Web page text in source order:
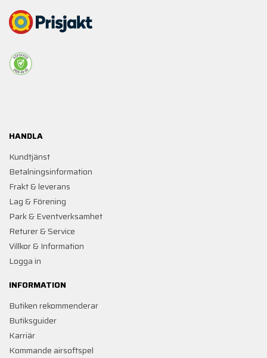
HANDLA
Kundtjänst
Betalningsinformation
Frakt & leverans
Lag & Förening
Park & Eventverksamhet
Returer & Service
Villkor & Information
Logga in
INFORMATION
Butiken rekommenderar
Butiksguider
Karriär
Kommande airsoftspel